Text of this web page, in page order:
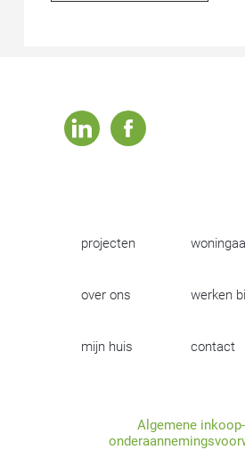
linkedinfacebook
projecten
over ons werken
mijn huis contact
Algemene